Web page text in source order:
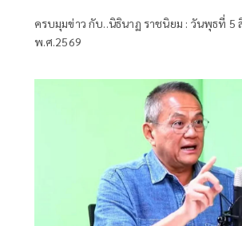
ครบมุมข่าว กับ..นิธินาฏ ราชนิยม : วันพุธที่ 5
พ.ศ.2569